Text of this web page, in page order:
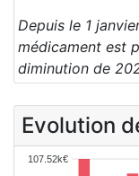
Depuis le 1
médicament est
diminution de
Evolution
107.52k€